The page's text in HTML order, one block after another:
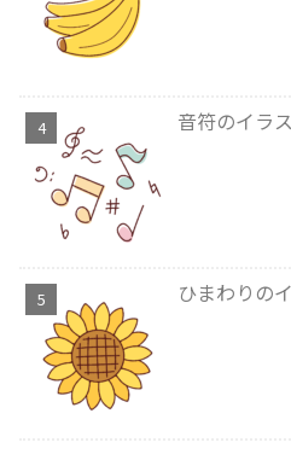
音符のイラ
ひまわりの